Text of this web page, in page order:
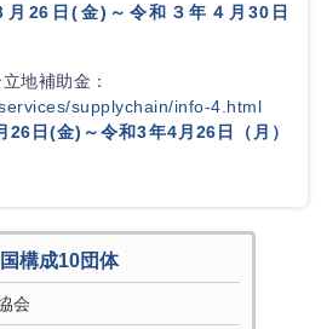
月26日(金)～令和３年４月30日
地補助金：
supplychain/info-4.html
26日(金)～令和3年4月26日（月）
構成10団体
会